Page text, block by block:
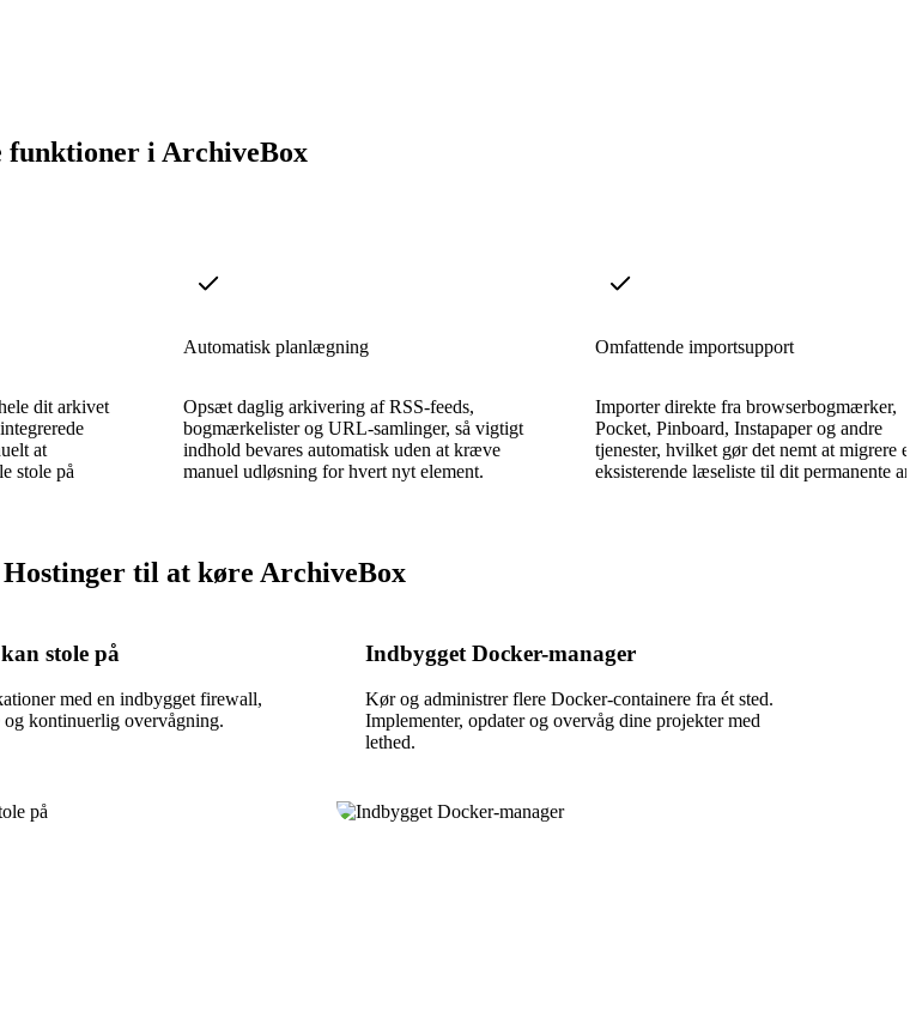
funktioner i ArchiveBox
dit arkivet
at
stole på
Automatisk planlægning
Opsæt daglig arkivering af RSS-feeds,
bogmærkelister og URL-samlinger, så vigtigt
indhold bevares automatisk uden at kræve
manuel udløsning for hvert nyt element.
Omfattende importsupport
Importer direkte fra browserbogmærker,
Pocket, Pinboard, Instapaper og andre
tjenester, hvilket gør det nemt at migrere
eksisterende læseliste til dit permanente
til at køre ArchiveBox
stole på
med en indbygget firewall,
kontinuerlig overvågning.
Indbygget Docker-manager
Kør og administrer flere Docker-containere fra ét sted.
Implementer, opdater og overvåg dine projekter med
lethed.